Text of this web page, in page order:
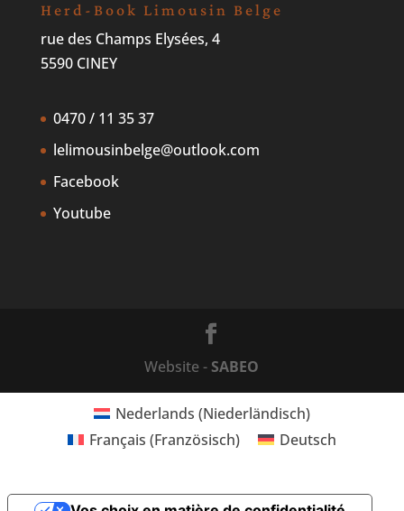
Herd-Book Limousin Belge
rue des Champs Elysées, 4
5590 CINEY
0470 / 11 35 37
lelimousinbelge@outlook.com
Facebook
Youtube
Website - SABEO
Nederlands (Niederländisch)
Français (Französisch) Deutsch